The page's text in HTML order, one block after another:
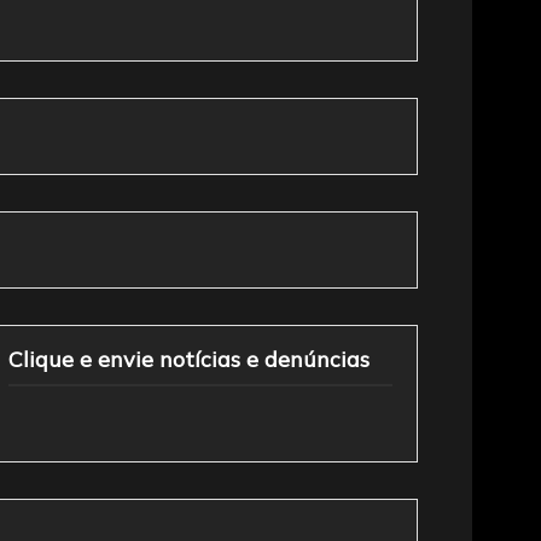
Clique e envie notícias e denúncias